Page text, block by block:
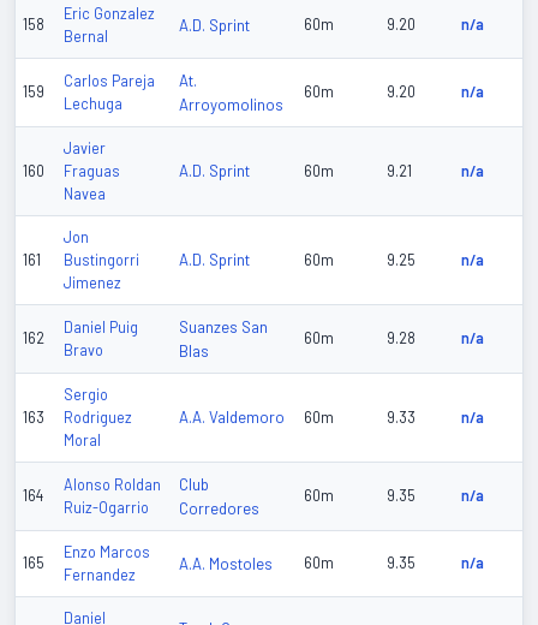
158
Eric Gonzalez
Bernal
A.D. Sprint 60m 9.20 n/a
159
Carlos Pareja
Lechuga
At.
Arroyomolinos
60m 9.20 n/a
160
Javier
Fraguas
Navea
A.D. Sprint 60m 9.21 n/a
161
Jon
Bustingorri
Jimenez
A.D. Sprint 60m 9.25 n/a
162
Daniel Puig
Bravo
Suanzes San
Blas
60m 9.28 n/a
163
Sergio
Rodriguez
Moral
A.A. Valdemoro 60m 9.33 n/a
164
Alonso Roldan
Ruiz-Ogarrio
Club
Corredores
60m 9.35 n/a
165
Enzo Marcos
Fernandez
A.A. Mostoles 60m 9.35 n/a
Daniel